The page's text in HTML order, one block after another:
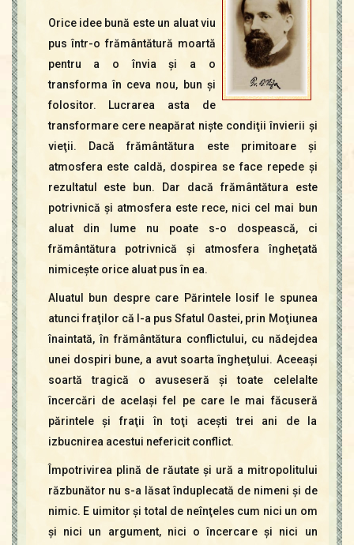
Orice idee bună este un aluat viu
pus într-o frământătură moartă
pentru a o învia şi a o
transforma în ceva nou, bun şi
folositor. Lucrarea asta de
transformare cere neapărat nişte condiţii învierii şi
vieţii. Dacă frământătura este primitoare şi
atmosfera este caldă, dospirea se face repede şi
rezultatul este bun. Dar dacă frământătura este
potrivnică şi atmosfera este rece, nici cel mai bun
aluat din lume nu poate s-o dospească, ci
frământătura potrivnică şi atmosfera îngheţată
nimiceşte orice aluat pus în ea.
Aluatul bun despre care Părintele Iosif le spunea
atunci fraţilor că l-a pus Sfatul Oastei, prin Moţiunea
înaintată, în frământătura conflictului, cu nădejdea
unei dospiri bune, a avut soarta îngheţului. Aceeaşi
soartă tragică o avuseseră şi toate celelalte
încercări de acelaşi fel pe care le mai făcuseră
părintele şi fraţii în toţi aceşti trei ani de la
izbucnirea acestui nefericit conflict.
Împotrivirea plină de răutate şi ură a mitropolitului
răzbunător nu s-a lăsat înduplecată de nimeni şi de
nimic. E uimitor şi total de neînţeles cum nici un om
şi nici un argument, nici o încercare şi nici un